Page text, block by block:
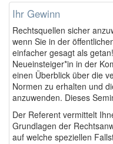
Ihr Gewinn
Rechtsquellen sicher
wenn Sie in der
einfacher gesagt als
Neueinsteiger*in in der
einen Überblick über die
Normen zu erhalten und
anzuwenden. Dieses
Der Referent vermittelt
Grundlagen der
auf welche speziellen